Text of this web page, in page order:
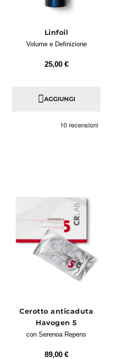
Linfoil
Volume e Definizione
25,00 €
AGGIUNGI
Cerotto anticaduta
Havogen 5
con Serenoa Repens
89,00 €